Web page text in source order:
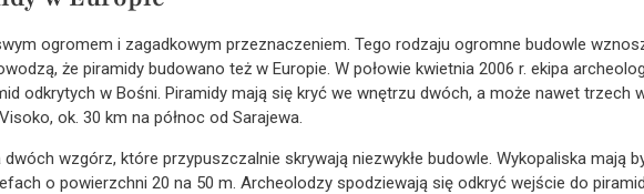
ogromem i zagadkowym przeznaczeniem. Tego rodzaju ogromne budowle
że piramidy budowano też w Europie. W połowie kwietnia 2006 r. ekipa
odkrytych w Bośni. Piramidy mają się kryć we wnętrzu dwóch, a może nawet trzech
ok. 30 km na północ od Sarajewa.
wzgórz, które przypuszczalnie skrywają niezwykłe budowle. Wykopaliska mają
o powierzchni 20 na 50 m. Archeolodzy spodziewają się odkryć wejście do